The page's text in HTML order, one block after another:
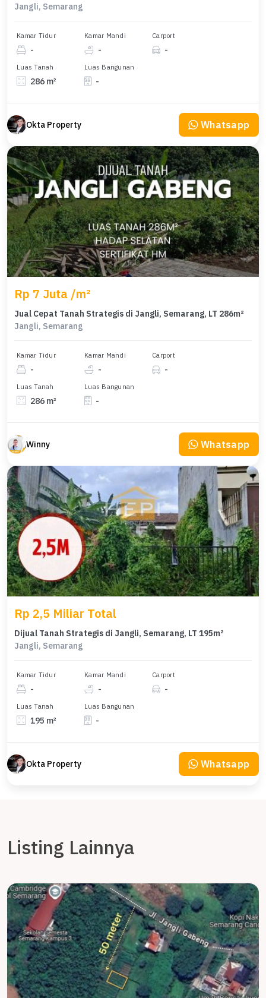
Jangli, Semarang
Kamar Tidur
-
Kamar Mandi
-
Carport
-
Luas Tanah
286 m²
Luas Bangunan
-
Okta Property Whatsapp
Rp 7 Juta /m²
Jual Cepat Tanah Strategis di Jangli, Semarang, LT 286m²
Jangli, Semarang
Kamar Tidur
-
Kamar Mandi
-
Carport
-
Luas Tanah
286 m²
Luas Bangunan
-
Winny Whatsapp
Rp 2,5 Miliar Total
Dijual Tanah Strategis di Jangli, Semarang, LT 195m²
Jangli, Semarang
Kamar Tidur
-
Kamar Mandi
-
Carport
-
Luas Tanah
195 m²
Luas Bangunan
-
Okta Property Whatsapp
Listing Lainnya